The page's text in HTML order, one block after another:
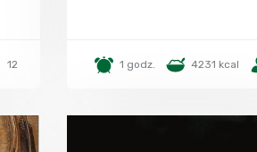
12 1 godz. 4231 kcal